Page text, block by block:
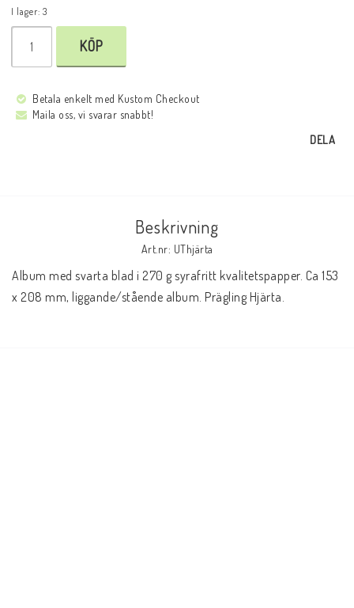
I lager: 3
KÖP
Betala enkelt med Kustom Checkout
Maila oss, vi svarar snabbt!
DELA
Beskrivning
Art.nr: UThjärta
Album med svarta blad i 270 g syrafritt kvalitetspapper. Ca 153
x 208 mm, liggande/stående album. Prägling Hjärta.